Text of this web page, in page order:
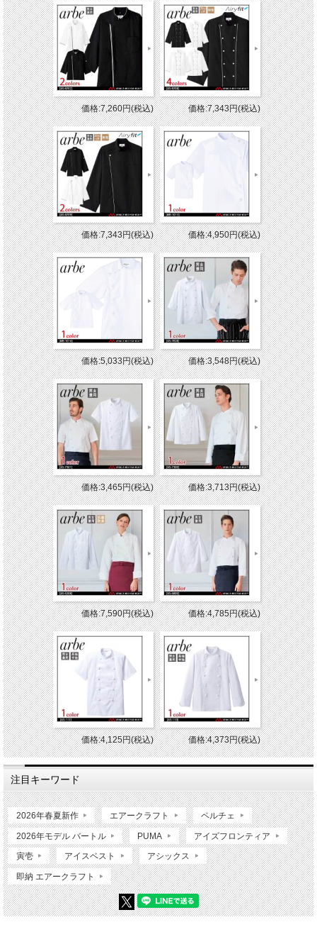
価格:7,260円(税込) 価格:7,343円(税込)
価格:7,343円(税込) 価格:4,950円(税込)
価格:5,033円(税込) 価格:3,548円(税込)
価格:3,465円(税込) 価格:3,713円(税込)
価格:7,590円(税込) 価格:4,785円(税込)
価格:4,125円(税込) 価格:4,373円(税込)
注目キーワード
2026年春夏新作 エアークラフト ペルチェ
2026年モデル バートル PUMA アイズフロンティア
寅壱 アイスベスト アシックス
即納 エアークラフト